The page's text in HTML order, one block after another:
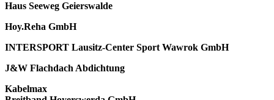
Haus Seeweg Geierswalde
Hoy.Reha GmbH
INTERSPORT Lausitz-Center Sport Wawrok GmbH
J&W Flachdach Abdichtung
Kabelmax